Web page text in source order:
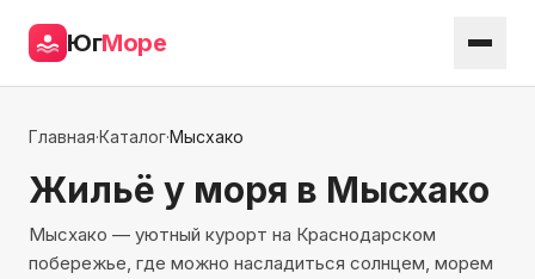
ЮгМоре
Главная·Каталог·Мысхако
Жильё у моря в Мысхако
Мысхако — уютный курорт на Краснодарском
побережье, где можно насладиться солнцем, морем